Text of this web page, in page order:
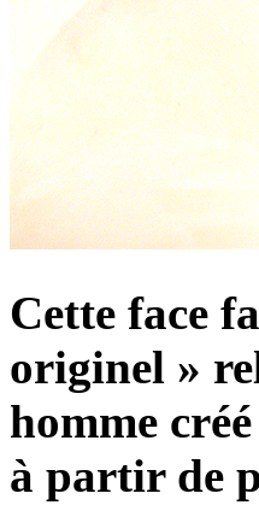
Cette face
originel »
homme
à partir de